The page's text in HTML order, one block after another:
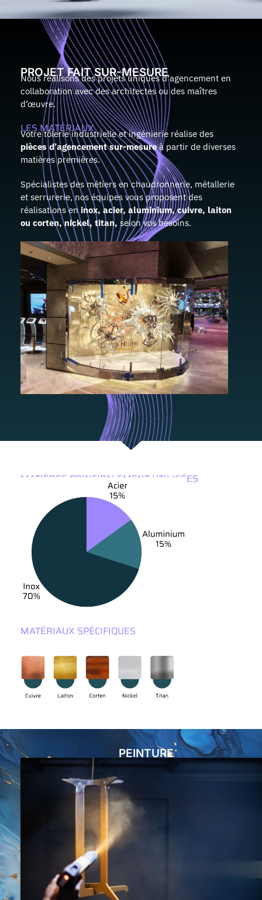
PROJET FAIT SUR-MESURE
Nous réalisons des projets uniques d’agencement en
collaboration avec des architectes ou des maîtres
d’œuvre.
LES MATÉRIAUX
Votre tôlerie industrielle et ingénierie réalise des
pièces d’agencement sur-mesureà partir de diverses
matières premières.
Spécialistes des métiers en chaudronnerie, métallerie
et serrurerie, nos équipes vous proposent des
réalisations eninox, acier, aluminium, cuivre, laiton
ou corten, nickel, titan, selon vos besoins.
MATIÈRES PRINCIPALEMENT UTILISÉES
MATÉRIAUX SPÉCIFIQUES
PEINTURE